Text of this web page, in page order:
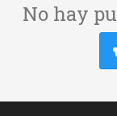
No hay